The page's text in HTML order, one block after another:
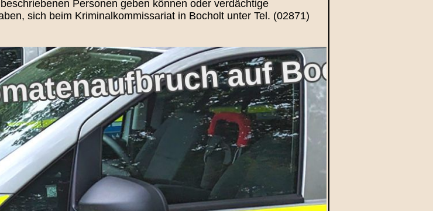
Personen geben können oder verdächtige
sich beim Kriminalkommissariat in Bocholt unter Tel. (02871)